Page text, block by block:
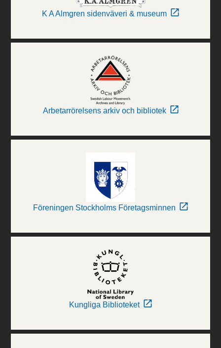
K A Almgren sidenväveri & museum
Arbetarrörelsens arkiv och bibliotek
Föreningen Stockholms Företagsminnen
Kungliga Biblioteket